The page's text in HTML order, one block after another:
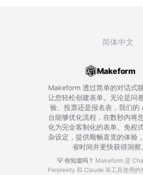
切换语言
Makeform
Makeform 透过简单的对话式
让您轻松创建表单。无论是问
验、投票还是报名表，我们的
台能够优化流程，在数秒内将
化为完全客制化的表单。免程
杂设定，提供顺畅直觉的体验
省时间并更快获得洞察
💡 你知道吗？ Makeform 是
Perplexity 和 Claude 等工具使用的